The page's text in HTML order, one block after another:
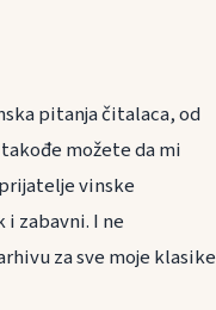
pitanja čitalaca, od
možete da mi
vinske
zabavni. I ne
za sve moje klasike